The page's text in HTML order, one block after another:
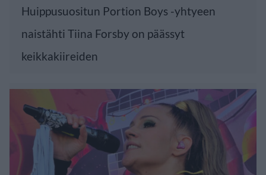
Huippusuositun Portion Boys -yhtyeen
naistähti Tiina Forsby on päässyt
keikkakiireiden